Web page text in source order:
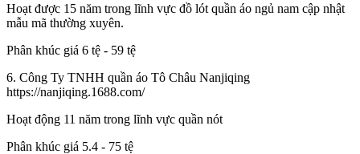
Hoạt được 15 năm trong lĩnh vực đồ lót quần áo ngủ nam cập nhật
mẫu mã thường xuyên.
Phân khúc giá 6 tệ - 59 tệ
6. Công Ty TNHH quần áo Tô Châu Nanjiqing
https://nanjiqing.1688.com/
Hoạt động 11 năm trong lĩnh vực quần nót
Phân khúc giá 5.4 - 75 tệ